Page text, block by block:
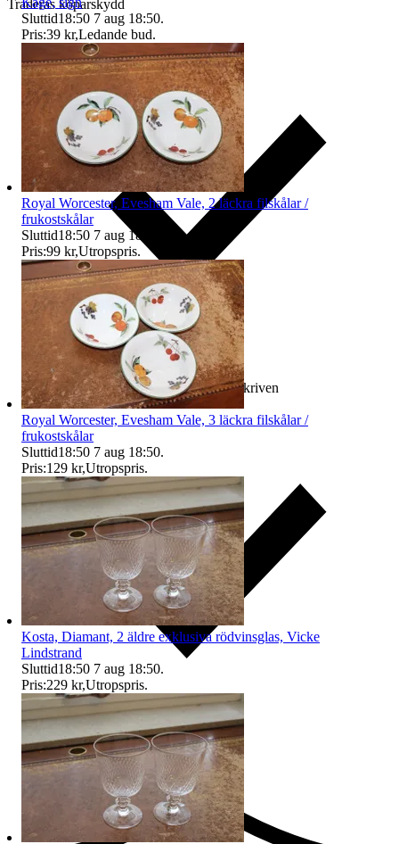
Traderas köparskydd
Ersättning om varan inte är som beskriven
Ersättning om du inte får din vara
Sluttid18:50 7 aug 18:50.
Pris:39 kr,Ledande bud.
Royal Worcester, Evesham Vale, 2 läckra filskålar /
frukostskålar
Sluttid18:50 7 aug 18:50
Pris:99 kr,Utropspris.
Royal Worcester, Evesham Vale, 3 läckra filskålar /
frukostskålar
Sluttid18:50 7 aug 18:50.
Pris:129 kr,Utropspris.
Kosta, Diamant, 2 äldre exklusiva rödvinsglas, Vicke
Lindstrand
Sluttid18:50 7 aug 18:50.
Pris:229 kr,Utropspris.